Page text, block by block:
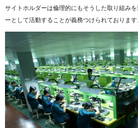
サイトホルダーは倫理的にもそうした取り組み
ーとして活動することが義務つけられております